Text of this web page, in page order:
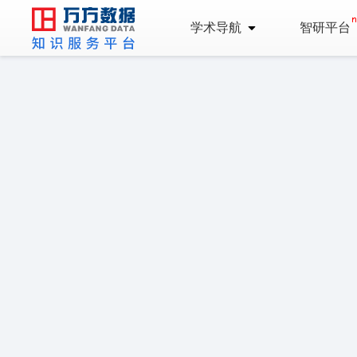
学术导航 智研平台